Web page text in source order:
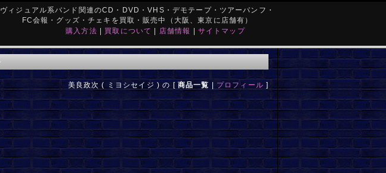
ヴィジュアル系バンド関連のCD・DVD・VHS・デモテープ・ツアーパンフ・
FC会報・グッズ・チェキを買取・販売中（大阪、東京に店舗有）
購入方法 | 買取について | 店舗情報 | サイトマップ
美良政次 ( ミヨシセイジ ) の [ 商品一覧 | プロフィール ]